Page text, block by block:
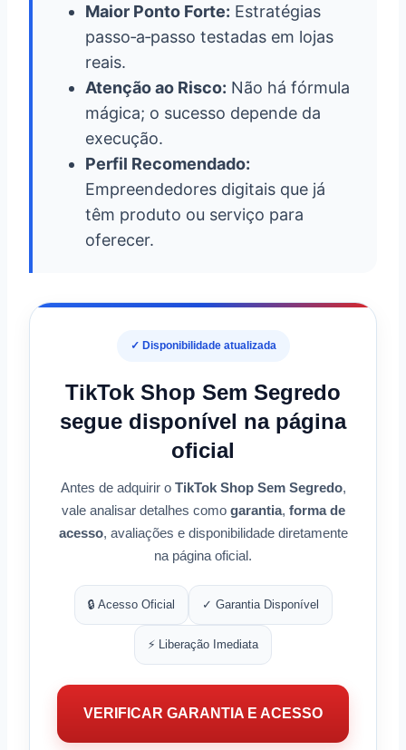
Maior Ponto Forte: Estratégias
passo‑a‑passo testadas em lojas
reais.
Atenção ao Risco: Não há fórmula
mágica; o sucesso depende da
execução.
Perfil Recomendado:
Empreendedores digitais que já
têm produto ou serviço para
oferecer.
✓ Disponibilidade atualizada
TikTok Shop Sem Segredo
segue disponível na página
oficial
Antes de adquirir o TikTok Shop Sem Segredo,
vale analisar detalhes como garantia, forma de
acesso, avaliações e disponibilidade diretamente
na página oficial.
🔒 Acesso Oficial ✓ Garantia Disponível
⚡ Liberação Imediata
VERIFICAR GARANTIA E ACESSO